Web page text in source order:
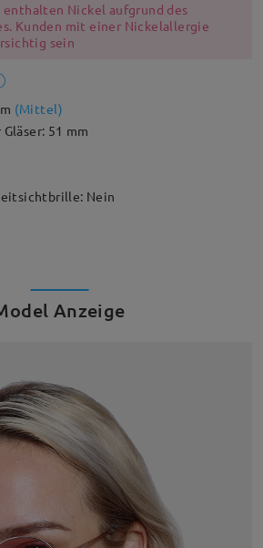
Nickel aufgrund des
Kunden mit einer Nickelallergie
sein
(Mittel)
51 mm
Nein
Anzeige